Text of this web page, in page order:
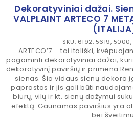
Dekoratyviniai dažai.
VALPLAINT ARTECO 7
SKU: 6192, 5619,
ARTECO’7 – tai itališki,
pagaminti dekoratyviniai dažai,
dekoratyvinį paviršių ir primena
sienas. Šio vidaus sienų dekoro
paprastas ir jis gali būti
biurų, vilų ir kt. sienų dažymui
efektą. Gaunamas paviršius yra
bei